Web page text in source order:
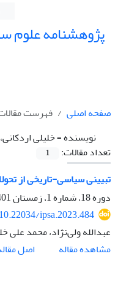
پژوهشنامه علوم
صفحه اصلی
فهرست
نویسنده =خلیلی
تعداد مقالات:
1
تبیینی سیاسی-تاریخی از
دوره 18، شماره 1، زمستان 1401، صفحه
ipsa.2023.484
عبدالله ولی‌نژاد، محمد علی
مشاهده مقاله
اصل